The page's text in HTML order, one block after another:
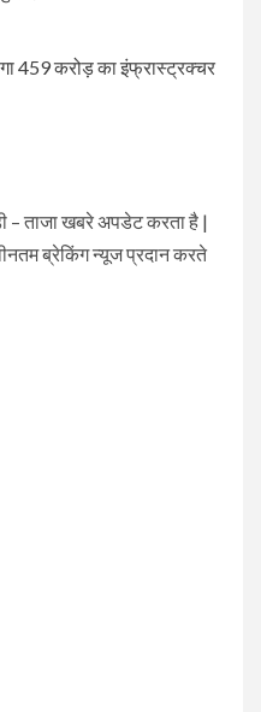
459 करोड़ का इंफ्रास्ट्रक्चर
– ताजा खबरे अपडेट करता है |
ब्रेकिंग न्यूज प्रदान करते